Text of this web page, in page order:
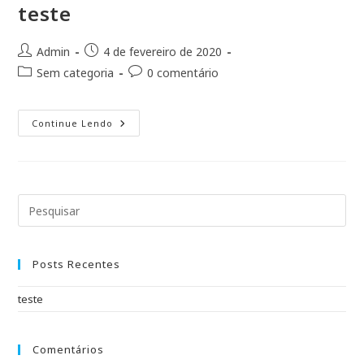
para
conteúdo
teste
Autor
do
Admin
Post
publicado:
4 de fevereiro de 2020
Categoria
post:
Sem categoria
Comentários
post:
0 comentário
Continue Lendo Teste
Posts Recentes
teste
Comentários